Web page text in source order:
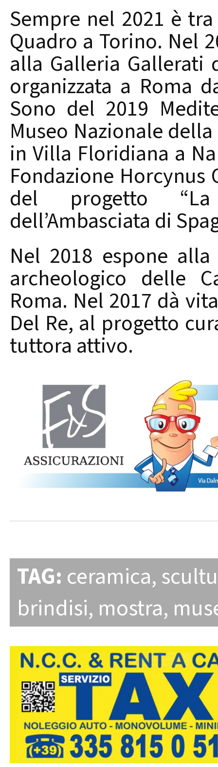
Sempre nel 2021 è
Quadro a Torino. Nel
alla Galleria Gallerati
organizzata a Roma
Sono del 2019
Museo Nazionale
in Villa Floridiana a
Fondazione Horcynus
del progetto
dell’Ambasciata di
Nel 2018 espone
archeologico delle
Roma. Nel 2017 dà
Del Re, al progetto
tuttora attivo.
TAG: ceramica,
brindisi, mostra,